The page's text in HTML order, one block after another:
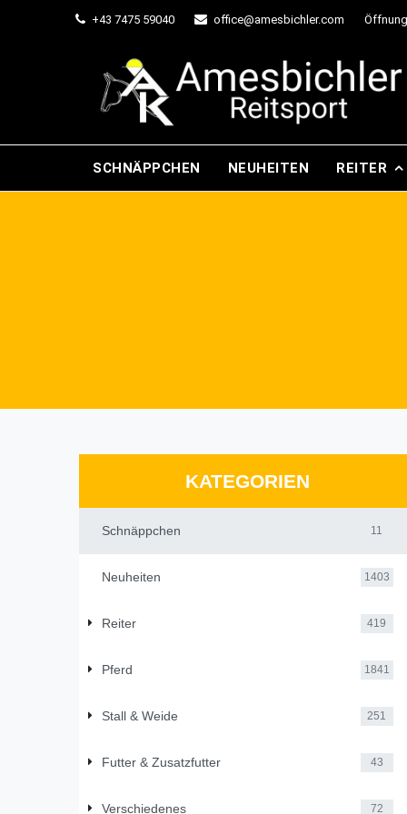
+43 7475 59040 office@amesbichler.com
SCHNÄPPCHEN NEUHEITEN REITER
KATEGORIEN
Schnäppchen 11
Neuheiten 1403
Reiter 419
Pferd 1841
Stall & Weide 251
Futter & Zusatzfutter 43
Verschiedenes 72